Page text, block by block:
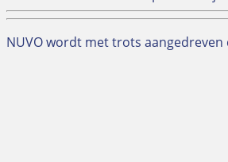
NUVO wordt met trots